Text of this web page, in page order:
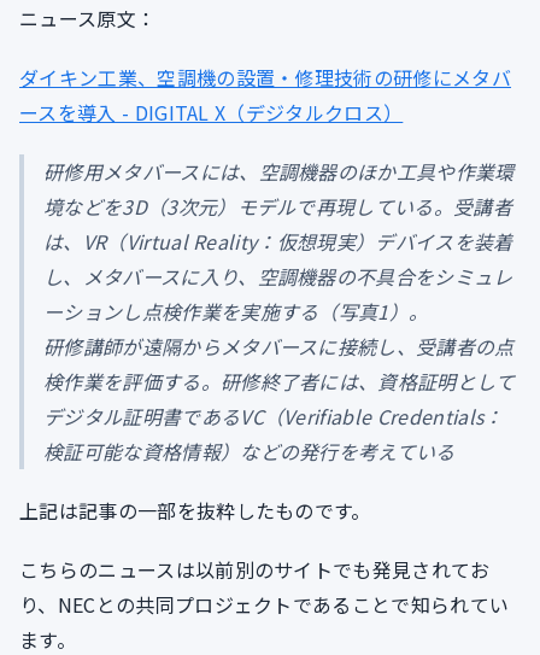
ニュース原文：
ダイキン工業、空調機の設置・修理技術の研修にメタバ
ースを導入 - DIGITAL X（デジタルクロス）
研修用メタバースには、空調機器のほか工具や作業環
境などを3D（3次元）モデルで再現している。受講者
は、VR（Virtual Reality：仮想現実）デバイスを装着
し、メタバースに入り、空調機器の不具合をシミュレ
ーションし点検作業を実施する（写真1）。
研修講師が遠隔からメタバースに接続し、受講者の点
検作業を評価する。研修終了者には、資格証明として
デジタル証明書であるVC（Verifiable Credentials：
検証可能な資格情報）などの発行を考えている
上記は記事の一部を抜粋したものです。
こちらのニュースは以前別のサイトでも発見されてお
り、NECとの共同プロジェクトであることで知られてい
ます。